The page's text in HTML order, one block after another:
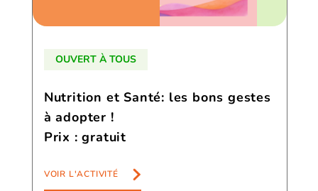
OUVERT À TOUS
Nutrition et Santé: les bons gestes
à adopter !
Prix : gratuit
VOIR L'ACTIVITÉ